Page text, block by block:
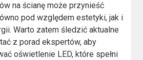
na ścianę może przynieść
pod względem estetyki, jak i
Warto zatem śledzić aktualne
z porad ekspertów, aby
oświetlenie LED, które spełni